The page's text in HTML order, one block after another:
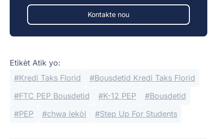
Kontakte nou
Etikèt Atik yo:
Kredi Taks Florid
Bousdetid Kredi Taks Florid
FTC PEP Bousdetid
K-12 PEP
Bousdetid
PEP
chwa lekòl Step Up For Students